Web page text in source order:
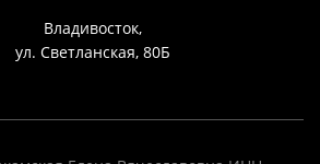
Владивосток,
ул. Светланская, 80Б